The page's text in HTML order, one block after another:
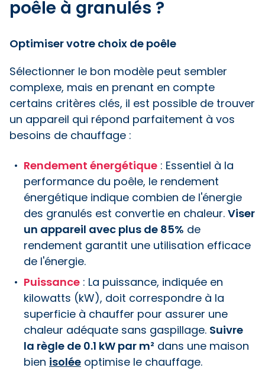
poêle à granulés ?
Optimiser votre choix de poêle
Sélectionner le bon modèle peut sembler
complexe, mais en prenant en compte
certains critères clés, il est possible de trouver
un appareil qui répond parfaitement à vos
besoins de chauffage :
Rendement énergétique : Essentiel à la
performance du poêle, le rendement
énergétique indique combien de l'énergie
des granulés est convertie en chaleur. Viser
un appareil avec plus de 85% de
rendement garantit une utilisation efficace
de l'énergie.
Puissance : La puissance, indiquée en
kilowatts (kW), doit correspondre à la
superficie à chauffer pour assurer une
chaleur adéquate sans gaspillage. Suivre
la règle de 0.1 kW par m² dans une maison
bien isolée optimise le chauffage.